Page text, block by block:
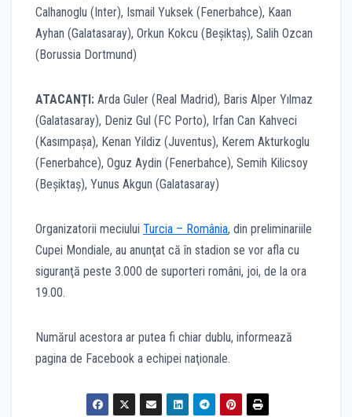
Calhanoglu (Inter), Ismail Yuksek (Fenerbahce), Kaan
Ayhan (Galatasaray), Orkun Kokcu (Beșiktaș), Salih Ozcan
(Borussia Dortmund)
ATACANȚI: Arda Guler (Real Madrid), Baris Alper Yılmaz
(Galatasaray), Deniz Gul (FC Porto), Irfan Can Kahveci
(Kasımpașa), Kenan Yildiz (Juventus), Kerem Akturkoglu
(Fenerbahce), Oguz Aydin (Fenerbahce), Semih Kilicsoy
(Beșiktaș), Yunus Akgun (Galatasaray)
Organizatorii meciului Turcia – România, din preliminariile
Cupei Mondiale, au anunţat că în stadion se vor afla cu
siguranţă peste 3.000 de suporteri români, joi, de la ora
19.00.
Numărul acestora ar putea fi chiar dublu, informează
pagina de Facebook a echipei naţionale.